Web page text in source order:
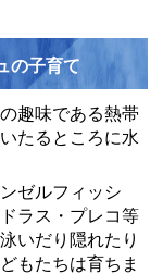
の子育て
趣味である熱帯
たるところに水
ゼルフィッシ
ラス・プレコ等
いだり隠れたり
もたちは育ちま